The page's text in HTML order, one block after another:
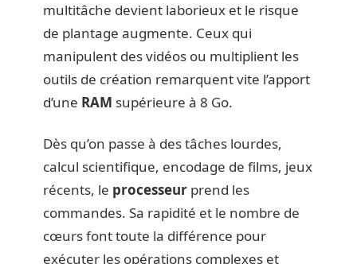
multitâche devient laborieux et le risque
de plantage augmente. Ceux qui
manipulent des vidéos ou multiplient les
outils de création remarquent vite l’apport
d’une RAM supérieure à 8 Go.
Dès qu’on passe à des tâches lourdes,
calcul scientifique, encodage de films, jeux
récents, le processeur prend les
commandes. Sa rapidité et le nombre de
cœurs font toute la différence pour
exécuter les opérations complexes et